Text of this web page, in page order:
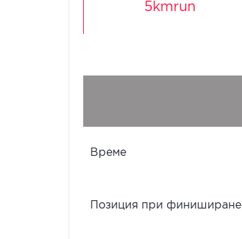
5kmrun
Време
Позиция при финиширане